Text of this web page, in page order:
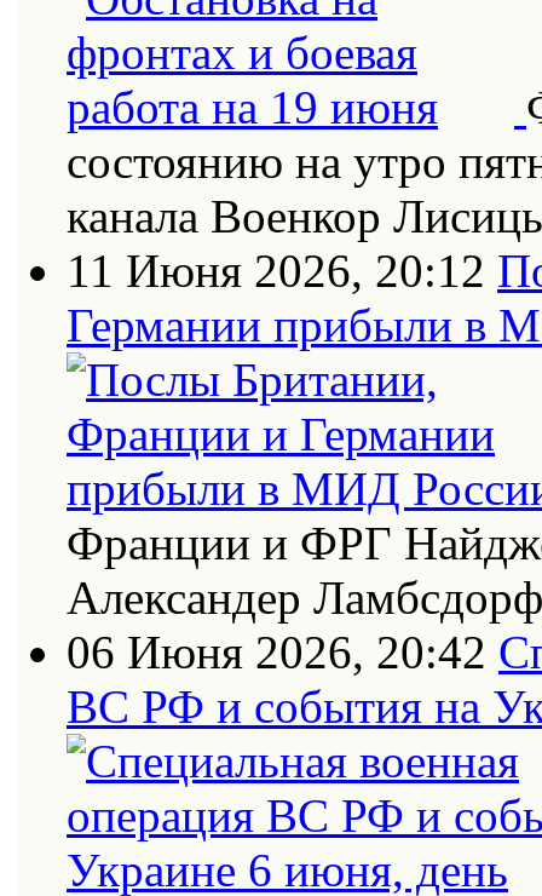
состоянию на утро
канала Военкор
11 Июня 2026, 20:12
Германии прибыли в
Франции и ФРГ
Александер
06 Июня 2026, 20:42
ВС РФ и события на